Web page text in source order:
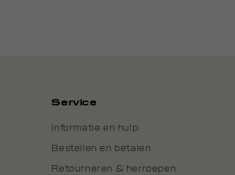
Service
Informatie en hulp
Bestellen en betalen
Retourneren & herroepen